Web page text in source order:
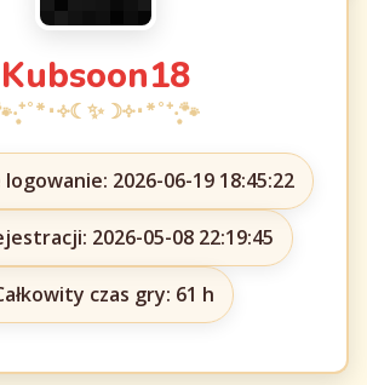
Kubsoon18
2026-06-19 18:45:22
2026-05-08 22:19:45
czas gry: 61 h